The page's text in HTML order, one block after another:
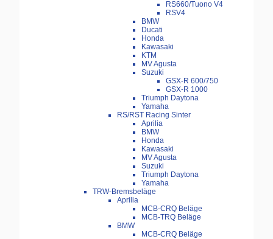
RS660/Tuono V4
RSV4
BMW
Ducati
Honda
Kawasaki
KTM
MV Agusta
Suzuki
GSX-R 600/750
GSX-R 1000
Triumph Daytona
Yamaha
RS/RST Racing Sinter
Aprilia
BMW
Honda
Kawasaki
MV Agusta
Suzuki
Triumph Daytona
Yamaha
TRW-Bremsbeläge
Aprilia
MCB-CRQ Beläge
MCB-TRQ Beläge
BMW
MCB-CRQ Beläge